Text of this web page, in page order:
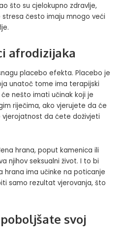
što su cjelokupno zdravlje,
stresa često imaju mnogo veći
afrodizijaka
placebo efekta. Placebo je
unatoč tome ima terapijski
nešto imati učinak koji je
riječima, ako vjerujete da će
da ćete doživjeti
hrana, poput kamenica ili
njihov seksualni život. I to bi
hrana ima učinke na poticanje
samo rezultat vjerovanja, što
svoj